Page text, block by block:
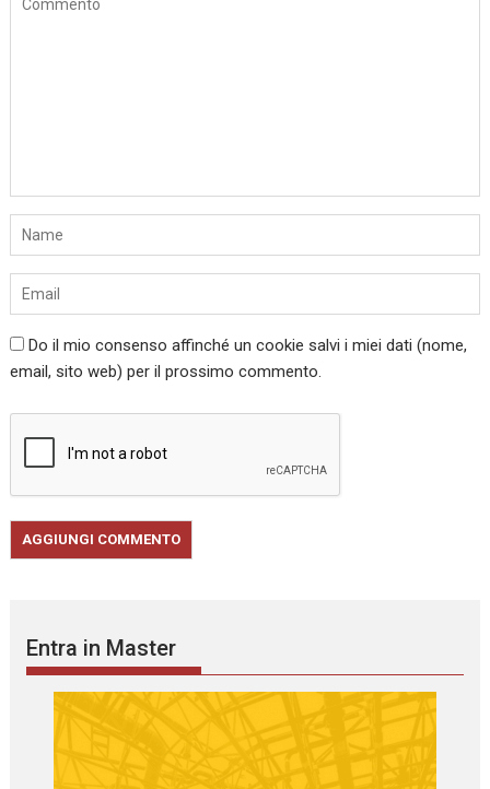
Do il mio consenso affinché un cookie salvi i miei dati (nome,
email, sito web) per il prossimo commento.
Entra in Master